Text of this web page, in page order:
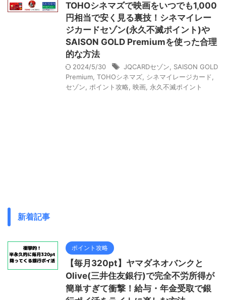
TOHOシネマズで映画をいつでも1,000
円相当で安く見る裏技！シネマイレー
ジカードセゾン(永久不滅ポイント)や
SAISON GOLD Premiumを使った合理
的な方法
2024/5/30 JQCARDセゾン
SAISON GOLD
Premium TOHOシネマズ シネマイレージカード
セゾン
ポイント攻略 映画 永久不滅ポイント
新着記事
ポイント攻略
【毎月320pt】ヤマダネオバンクと
Olive(三井住友銀行)で完全不労所得が
簡単すぎて衝撃！給与・年金受取で銀